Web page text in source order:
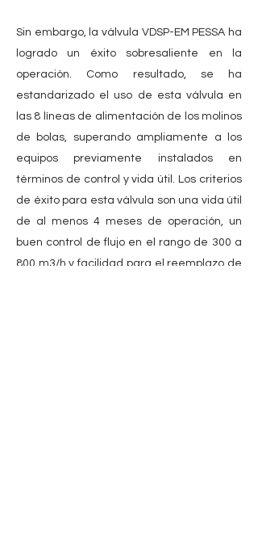
Sin embargo, la válvula VDSP-EM PESSA ha
logrado un éxito sobresaliente en la
operación. Como resultado, se ha
estandarizado el uso de esta válvula en
las 8 líneas de alimentación de los molinos
de bolas, superando ampliamente a los
equipos previamente instalados en
términos de control y vida útil. Los criterios
de éxito para esta válvula son una vida útil
de al menos 4 meses de operación, un
buen control de flujo en el rango de 300 a
800 m3/h y facilidad para el reemplazo de